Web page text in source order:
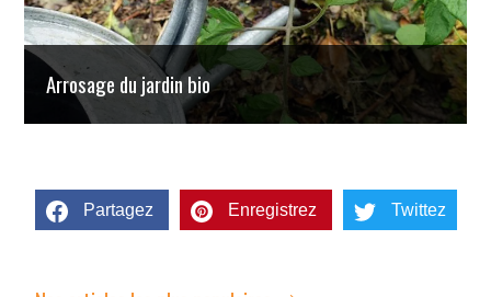
Arrosage du jardin bio
Partagez Enregistrez